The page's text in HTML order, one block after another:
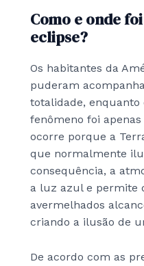
Como e onde
eclipse?
Os habitantes da
puderam
totalidade,
fenômeno foi
ocorre porque a
que normalmente
consequência, a
a luz azul e permite
avermelhados
criando a ilusão de
De acordo com as